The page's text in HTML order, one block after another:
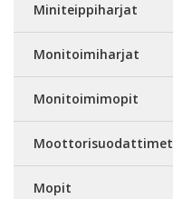
Miniteippiharjat
Monitoimiharjat
Monitoimimopit
Moottorisuodattimet
Mopit